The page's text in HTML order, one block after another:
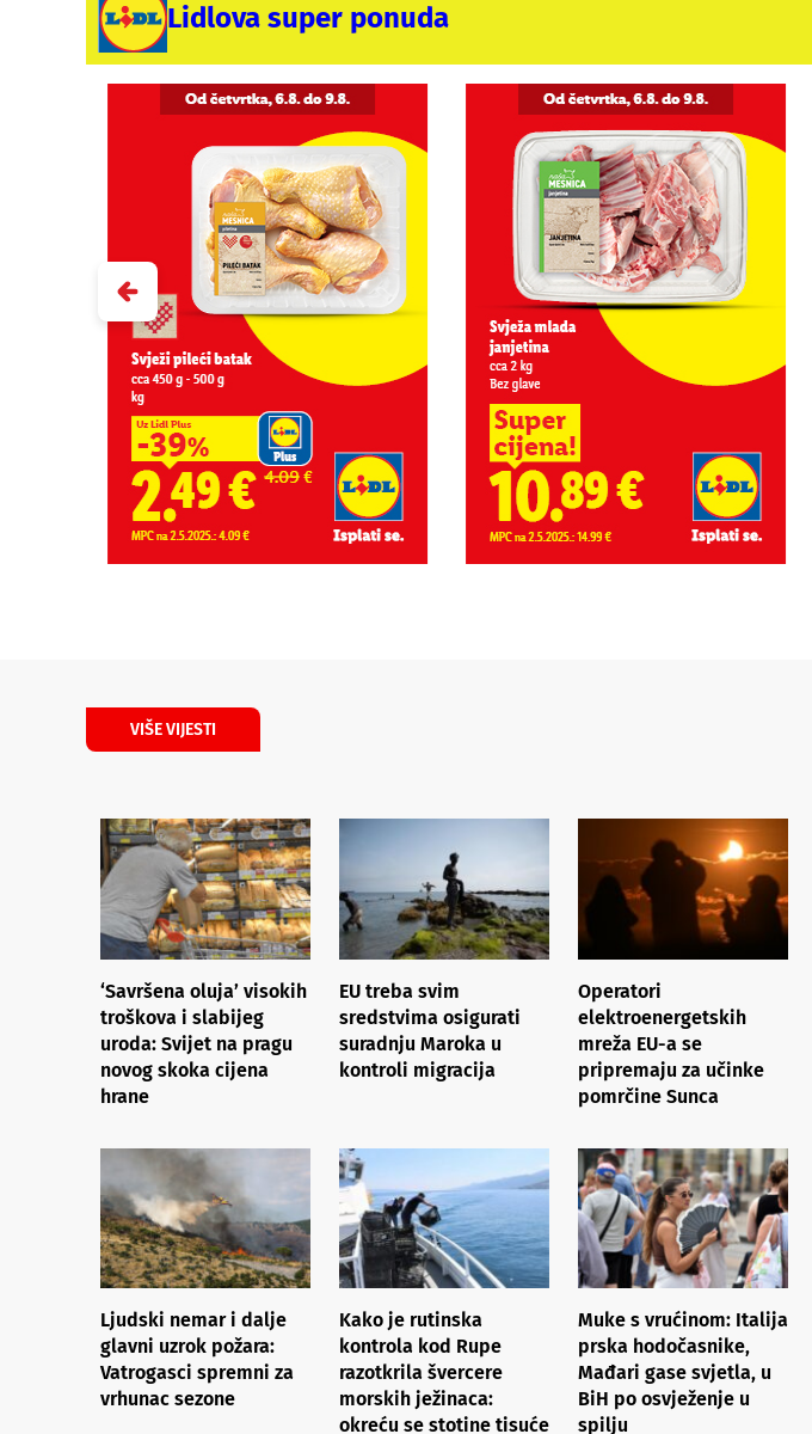
Lidlova super ponuda
VIŠE VIJESTI
‘Savršena oluja’ visokih
troškova i slabijeg
uroda: Svijet na pragu
novog skoka cijena
hrane
EU treba svim
sredstvima osigurati
suradnju Maroka u
kontroli migracija
Operatori
elektroenergetskih
mreža EU-a se
pripremaju za učinke
pomrčine Sunca
Ljudski nemar i dalje
glavni uzrok požara:
Vatrogasci spremni za
vrhunac sezone
Kako je rutinska
kontrola kod Rupe
razotkrila švercere
morskih ježinaca:
okreću se stotine tisuće
Muke s vrućinom: Italija
prska hodočasnike,
Mađari gase svjetla, u
BiH po osvježenje u
spilju